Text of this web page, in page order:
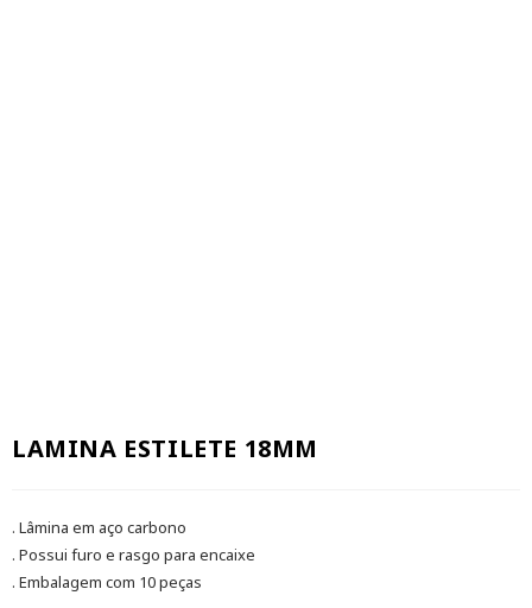
LAMINA ESTILETE 18MM
. Lâmina em aço carbono
. Possui furo e rasgo para encaixe
. Embalagem com 10 peças